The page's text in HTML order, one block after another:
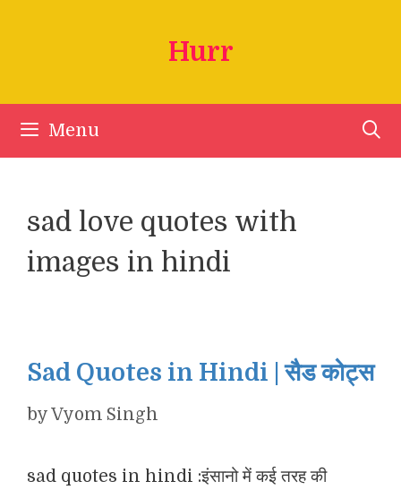
Hurr
Menu
sad love quotes with
images in hindi
Sad Quotes in Hindi | सैड कोट्स
byVyom Singh
sad quotes in hindi :इंसानो में कई तरह की